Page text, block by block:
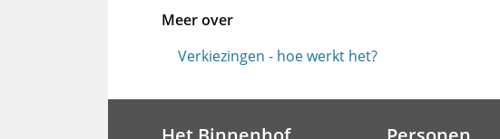
Meer over
Verkiezingen - hoe werkt het?